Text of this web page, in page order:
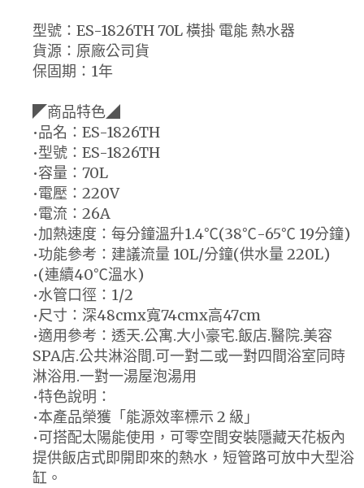
型號：ES-1826TH 70L 橫掛 電能 熱水器
貨源：原廠公司貨
保固期：1年
◤商品特色◢
•品名：ES-1826TH
•型號：ES-1826TH
•容量：70L
•電壓：220V
•電流：26A
•加熱速度：每分鐘溫升1.4℃(38℃-65℃ 19分鐘)
•功能參考：建議流量 10L/分鐘(供水量 220L)
•(連續40℃溫水)
•水管口徑：1/2
•尺寸：深48cmx寬74cmx高47cm
•適用參考：透天.公寓.大小豪宅.飯店.醫院.美容
SPA店.公共淋浴間.可一對二或一對四間浴室同時
淋浴用.一對一湯屋泡湯用
•特色說明：
•本產品榮獲「能源效率標示 2 級」
•可搭配太陽能使用，可零空間安裝隱藏天花板內
提供飯店式即開即來的熱水，短管路可放中大型浴
缸。